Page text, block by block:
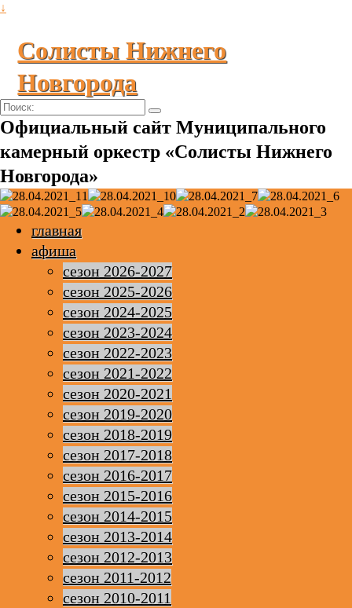
↓
Солисты Нижнего
Новгорода
Поиск:
Официальный сайт Муниципального
камерный оркестр «Солисты Нижнего
Новгорода»
главная
афиша
сезон 2026-2027
сезон 2025-2026
сезон 2024-2025
сезон 2023-2024
сезон 2022-2023
сезон 2021-2022
сезон 2020-2021
сезон 2019-2020
сезон 2018-2019
сезон 2017-2018
сезон 2016-2017
сезон 2015-2016
сезон 2014-2015
сезон 2013-2014
сезон 2012-2013
сезон 2011-2012
сезон 2010-2011